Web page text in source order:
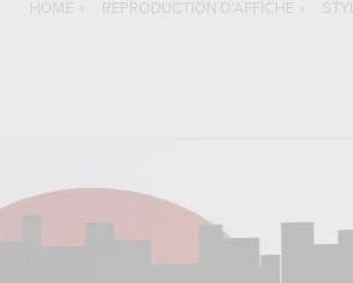
HOME › REPRODUCTION D'AFFICHE ›